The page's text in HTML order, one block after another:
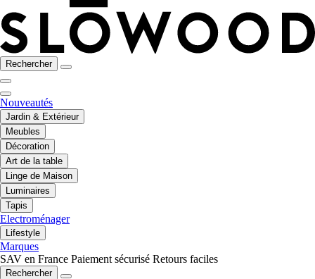
Rechercher
Nouveautés
Jardin & Extérieur
Meubles
Décoration
Art de la table
Linge de Maison
Luminaires
Tapis
Electroménager
Lifestyle
Marques
SAV en France Paiement sécurisé Retours faciles
Rechercher